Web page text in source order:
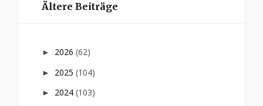
Ältere Beiträge
► 2026 (62)
► 2025 (104)
► 2024 (103)